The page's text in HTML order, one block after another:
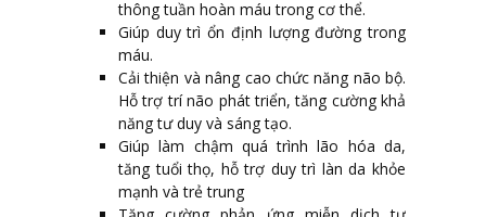
thông tuần hoàn máu trong cơ thể.
Giúp duy trì ổn định lượng đường trong
máu.
Cải thiện và nâng cao chức năng não bộ.
Hỗ trợ trí não phát triển, tăng cường khả
năng tư duy và sáng tạo.
Giúp làm chậm quá trình lão hóa da,
tăng tuổi thọ, hỗ trợ duy trì làn da khỏe
mạnh và trẻ trung